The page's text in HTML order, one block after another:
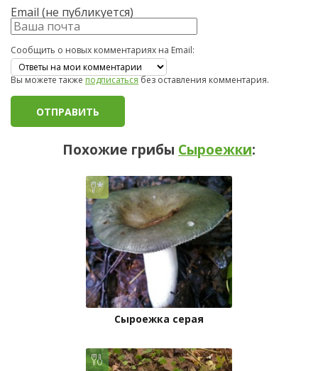
Email (не публикуется)
Сообщить о новых комментариях на Email:
Вы можете такжеподписатьсябез оставления комментария.
Похожие грибы Сыроежки:
Сыроежка серая